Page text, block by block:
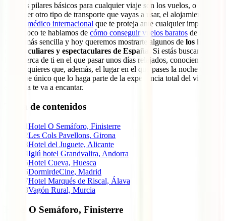
Los tres pilares básicos para cualquier viaje son los vuelos, o
cualquier otro tipo de transporte que vayas a usar, el alojamiento y el
seguro médico internacional que te proteja ante cualquier imprevisto.
Hace poco te hablamos de cómo conseguir vuelos baratos de la
forma más sencilla y hoy queremos mostrarte algunos de los hoteles
más peculiares y espectaculares de España
. Si estás buscando un
lugar cerca de ti en el que pasar unos días relajados, conociendo la
zona y quieres que, además, el lugar en el que pases la noche tengo
un toque único que lo haga parte de la experiencia total del viaje,
esta lista te va a encantar.
Tabla de contenidos
Hotel O Semáforo, Finisterre
2Les Cols Pavellons, Girona
3Hotel del Juguete, Alicante
4Iglú hotel Grandvalira, Andorra
5Hotel Cueva, Huesca
6DormirdeCine, Madrid
7Hotel Marqués de Riscal, Álava
8Vagón Rural, Murcia
Hotel O Semáforo, Finisterre